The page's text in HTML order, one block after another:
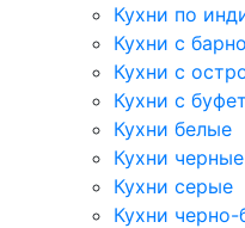
Кухни по
Кухни с
Кухни с
Кухни с
Кухни белые
Кухни черные
Кухни серые
Кухни черно-